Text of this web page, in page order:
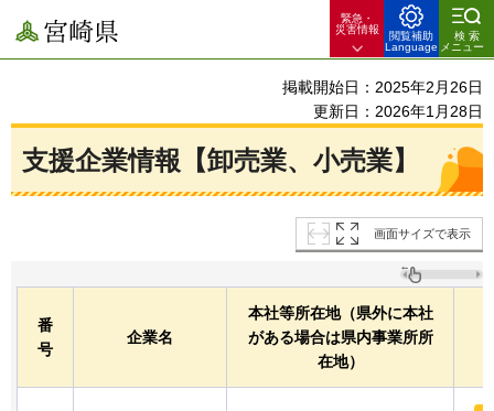
宮崎県
緊急・
災害情報
閲覧補助
Language
検索
メニュー
掲載開始日：2025年2月26日
更新日：2026年1月28日
支援企業情報【卸売業、小売業】
画面サイズで表示
番
号
企業名
本社等所在地（県外に本社
がある場合は県内事業所所
在地）